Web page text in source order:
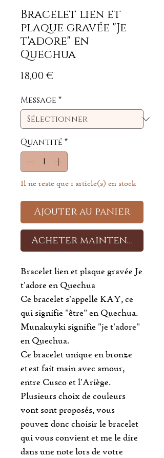
Bracelet lien et
plaque gravée "Je
t'adore" en
Quechua
18,00 €Prix
Message *
Quantité *
Il ne reste que 1 article(s) en stock
Ajouter au panier
Acheter maintenant
Bracelet lien et plaque gravée Je
t'adore en Quechua
Ce bracelet s'appelle KAY, ce
qui signifie "être" en Quechua.
Munakuyki signifie "je t'adore"
en Quechua.
Ce bracelet unique en bronze
et est fait main avec amour,
entre Cusco et l'Ariège.
Plusieurs choix de couleurs
vont sont proposés, vous
pouvez donc choisir le bracelet
qui vous convient et me le dire
dans une note lors de votre